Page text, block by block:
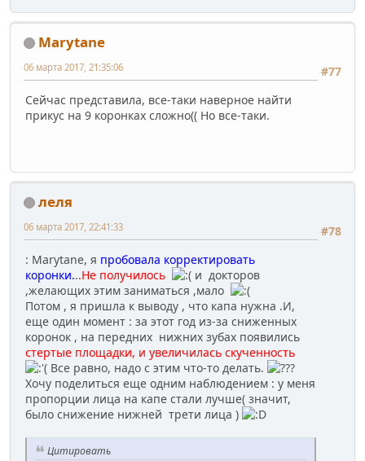
Marytane
#77
06 марта 2017, 21:35:06
Сейчас представила, все-таки наверное найти
прикус на 9 коронках сложно(( Но все-таки.
леля
#78
06 марта 2017, 22:41:33
: Marytane, я пробовала корректировать
коронки...Не получилось
и докторов
,желающих этим заниматься ,мало
Потом , я пришла к выводу , что капа нужна .И,
еще один момент : за этот год из-за сниженных
коронок , на передних нижних зубах появились
стертые площадки, и увеличилась скученность
Все равно, надо с этим что-то делать.
Хочу поделиться еще одним наблюдением : у меня
пропорции лица на капе стали лучше( значит,
было снижение нижней трети лица )
Цитировать